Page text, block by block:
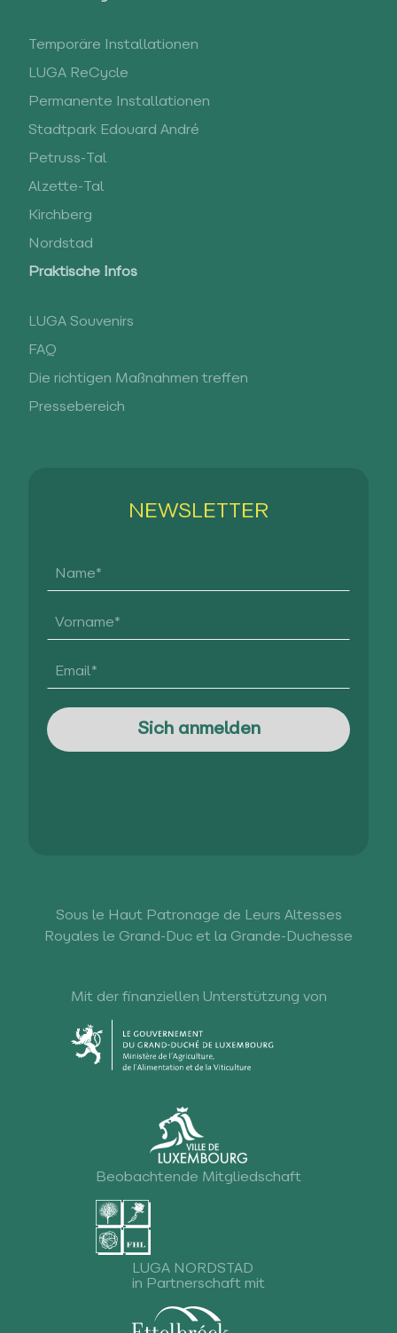
Temporäre Installationen
LUGA ReCycle
Permanente Installationen
Stadtpark Edouard André
Petruss-Tal
Alzette-Tal
Kirchberg
Nordstad
Praktische Infos
LUGA Souvenirs
FAQ
Die richtigen Maßnahmen treffen
Pressebereich
NEWSLETTER
Sous le Haut Patronage de Leurs Altesses
Royales le Grand-Duc et la Grande-Duchesse
Mit der finanziellen Unterstützung von
Beobachtende Mitgliedschaft
LUGA NORDSTAD
in Partnerschaft mit